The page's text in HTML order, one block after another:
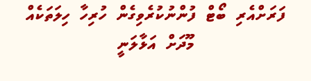
ފަރަށްއެރި ބޯޓް ފުންނުކުރެވިގެން ހުރިހާ ހިލަތަކެއް
މޫދަށް އަޅާލަނީ